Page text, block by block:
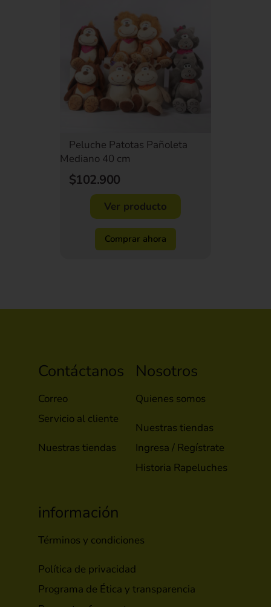
Peluche Patotas Pañoleta
Mediano 40 cm
$102.900
Ver producto
Comprar ahora
Contáctanos
Correo
Servicio al cliente
Nuestras tiendas
Nosotros
Quienes somos
Nuestras tiendas
Ingresa / Regístrate
Historia Rapeluches
información
Términos y condiciones
Política de privacidad
Programa de Ética y transparencia